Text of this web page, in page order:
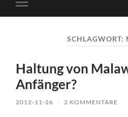
Mobile-
Menü
SCHLAGWORT:
Haltung von
Anfänger?
2012-11-26 / 2 KOMMENTARE